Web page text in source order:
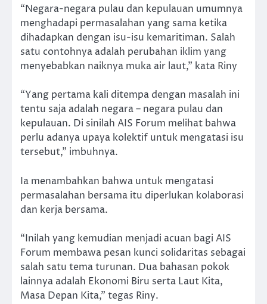
“Negara-negara pulau dan kepulauan umumnya
menghadapi permasalahan yang sama ketika
dihadapkan dengan isu-isu kemaritiman. Salah
satu contohnya adalah perubahan iklim yang
menyebabkan naiknya muka air laut,” kata Riny
“Yang pertama kali ditempa dengan masalah ini
tentu saja adalah negara – negara pulau dan
kepulauan. Di sinilah AIS Forum melihat bahwa
perlu adanya upaya kolektif untuk mengatasi isu
tersebut,” imbuhnya.
Ia menambahkan bahwa untuk mengatasi
permasalahan bersama itu diperlukan kolaborasi
dan kerja bersama.
“Inilah yang kemudian menjadi acuan bagi AIS
Forum membawa pesan kunci solidaritas sebagai
salah satu tema turunan. Dua bahasan pokok
lainnya adalah Ekonomi Biru serta Laut Kita,
Masa Depan Kita,” tegas Riny.